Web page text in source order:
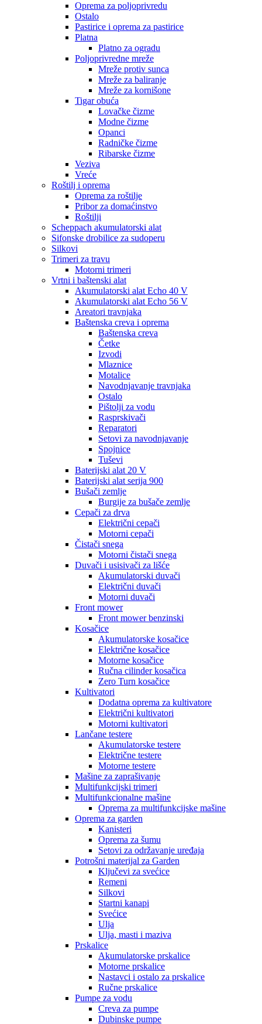
Oprema za poljoprivredu
Ostalo
Pastirice i oprema za pastirice
Platna
Platno za ogradu
Poljoprivredne mreže
Mreže protiv sunca
Mreže za baliranje
Mreže za kornišone
Tigar obuća
Lovačke čizme
Modne čizme
Opanci
Radničke čizme
Ribarske čizme
Veziva
Vreće
Roštilj i oprema
Oprema za roštilje
Pribor za domaćinstvo
Roštilji
Scheppach akumulatorski alat
Sifonske drobilice za sudoperu
Silkovi
Trimeri za travu
Motorni trimeri
Vrtni i baštenski alat
Akumulatorski alat Echo 40 V
Akumulatorski alat Echo 56 V
Areatori travnjaka
Baštenska creva i oprema
Baštenska creva
Četke
Izvodi
Mlaznice
Motalice
Navodnjavanje travnjaka
Ostalo
Pištolji za vodu
Rasprskivači
Reparatori
Setovi za navodnjavanje
Spojnice
Tuševi
Baterijski alat 20 V
Baterijski alat serija 900
Bušači zemlje
Burgije za bušače zemlje
Cepači za drva
Električni cepači
Motorni cepači
Čistači snega
Motorni čistači snega
Duvači i usisivači za lišće
Akumulatorski duvači
Električni duvači
Motorni duvači
Front mower
Front mower benzinski
Kosačice
Akumulatorske kosačice
Električne kosačice
Motorne kosačice
Ručna cilinder kosačica
Zero Turn kosačice
Kultivatori
Dodatna oprema za kultivatore
Električni kultivatori
Motorni kultivatori
Lančane testere
Akumulatorske testere
Električne testere
Motorne testere
Mašine za zaprašivanje
Multifunkcijski trimeri
Multifunkcionalne mašine
Oprema za multifunkcijske mašine
Oprema za garden
Kanisteri
Oprema za šumu
Setovi za održavanje uređaja
Potrošni materijal za Garden
Ključevi za svećice
Remeni
Silkovi
Startni kanapi
Svećice
Ulja
Ulja, masti i maziva
Prskalice
Akumulatorske prskalice
Motorne prskalice
Nastavci i ostalo za prskalice
Ručne prskalice
Pumpe za vodu
Creva za pumpe
Dubinske pumpe